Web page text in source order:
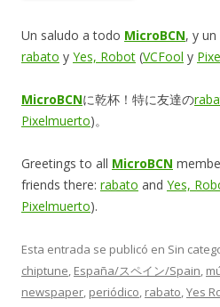
Un saludo a todo MicroBCN, y
rabato y Yes, Robot (VCFool y
MicroBCNに乾杯！特に友達の
Pixelmuerto)。
Greetings to all MicroBCN
friends there: rabato and Yes,
Pixelmuerto).
Esta entrada se publicó en Sin
chiptune, España/スペイン/Spain,
newspaper, periódico, rabato,Yes